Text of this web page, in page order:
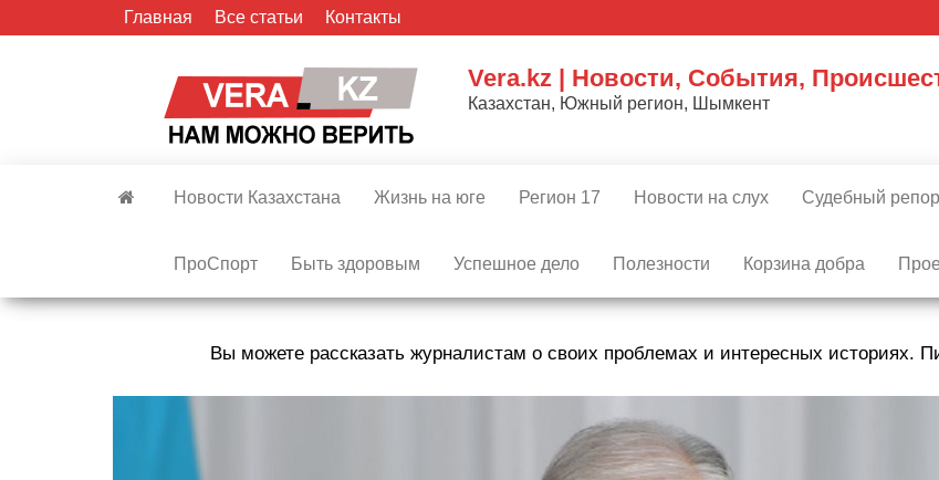
Главная Все статьи Контакты
Vera.kz | Новости, События,
Казахстан, Южный регион, Шымкент
Новости Казахстана Жизнь на юге Регион 17 Новости на слух Судебный
ПроСпорт Быть здоровым Успешное дело Полезности Корзина добра
Вы можете рассказать журналистам о своих проблемах и интересных историях.